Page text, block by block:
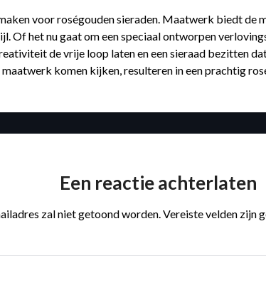
voor roségouden sieraden. Maatwerk biedt de
Of het nu gaat om een speciaal ontworpen
de vrije loop laten en een sieraad bezitten
komen kijken, resulteren in een prachtig
Een reactie achterlaten
zal niet getoond worden. Vereiste velden zijn